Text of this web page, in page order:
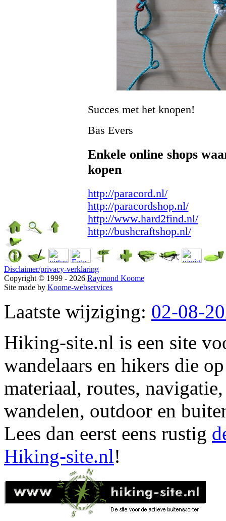
Succes met het knopen!
Bas Evers
Enkele online shops
kopen
http://paracord.nl/
http://paracordshop.nl/
http://www.hard2find.nl/
http://bushcraftshop.nl/
Disclaimer/privacy-verklaring
Copyright © 1999 - 2026 Raymond Koome
Site made by Koome-webservices
Laatste wijziging: 02-08-
Hiking-site.nl is een site
wandelaars en hikers die
materiaal, routes,
wandelen, outdoor en
Lees dan eerst eens rustig
Hiking-site.nl!